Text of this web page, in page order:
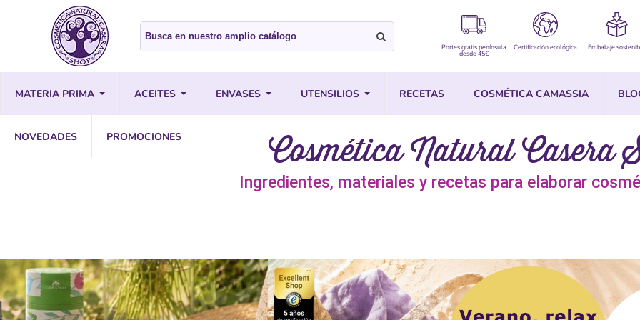
Portes gratis península
desde 45€
Certificación ecológica Embalaje
MATERIA PRIMA ACEITES ENVASES UTENSILIOS RECETAS COSMÉTICA CAMASSIA
NOVEDADES PROMOCIONES Cosmética Natural Casera
Ingredientes, materiales y recetas para elaborar